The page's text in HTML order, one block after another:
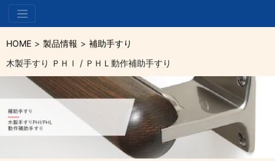
HOME 製品情報
補助手すり
木製手すり ＰＨＩ / ＰＨＬ動作補助手すり